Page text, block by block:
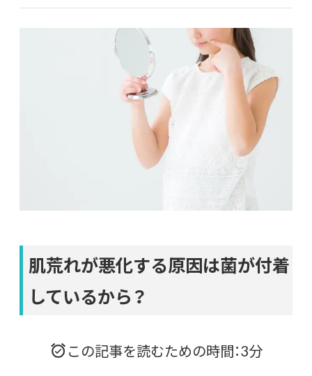
肌荒れが悪化する原因は菌が付着
しているから？
この記事を読むための時間：3分